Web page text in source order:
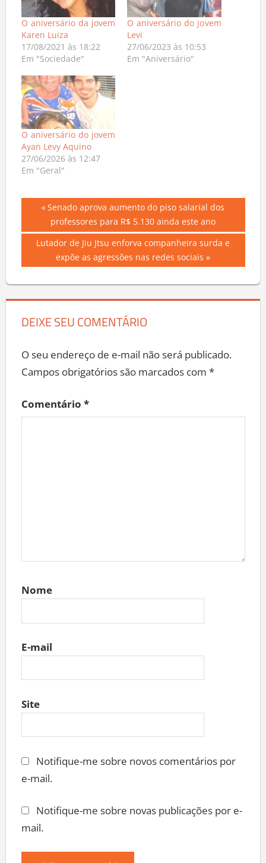
O aniversário da jovem
Karen Luiza
17/08/2021 às 18:22
Em "Sociedade"
O aniversário do jovem
Levi
27/06/2023 às 10:53
Em "Aniversário"
O aniversário do jovem
Ayan Levy Aquino
27/06/2026 às 12:47
Em "Geral"
Navegação
de
Post
Previous
Post:
Senado aprova aumento do piso salarial dos
professores para R$ 5.130 ainda este ano
Next
Lutador de Jiu Jtsu enforva companheira surda e
expõe as agressões nas redes sociais
DEIXE SEU COMENTÁRIO
O seu endereço de e-mail não será publicado.
Campos obrigatórios são marcados com *
Comentário *
Nome
E-mail
Site
Notifique-me sobre novos comentários por
e-mail.
Notifique-me sobre novas publicações por e-
mail.